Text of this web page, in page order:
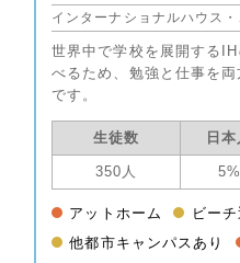
インターナショナルハウス・
世界中で学校を展開する
べるため、勉強と仕事を
です。
生徒数 日
350人
アットホーム
ビー
他都市キャンパスあり